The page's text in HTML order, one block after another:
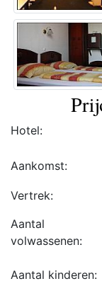
Hotel:
Aankomst:
Vertrek:
Aantal
volwassenen:
Aantal kinderen: